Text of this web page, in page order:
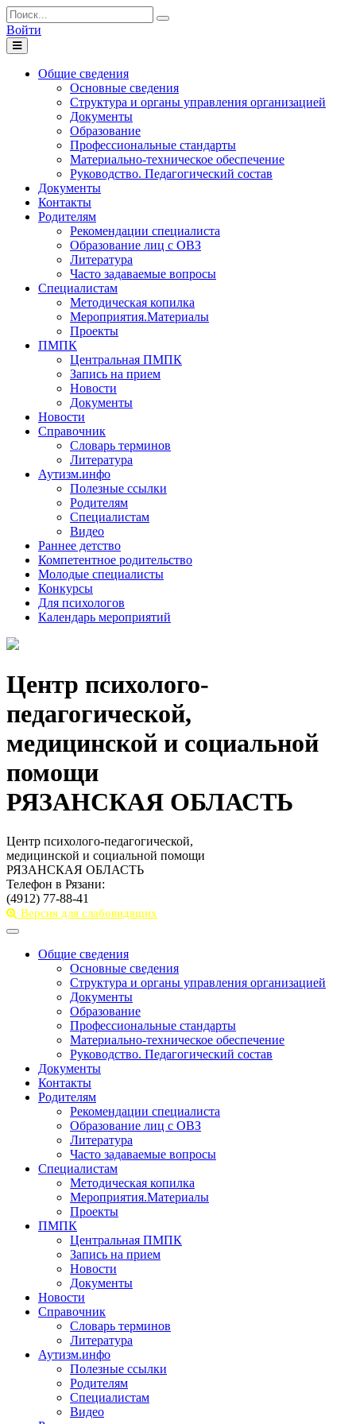
Войти
Toggle
navigation
Общие сведения
Основные сведения
Структура и органы управления организацией
Документы
Образование
Профессиональные стандарты
Материально-техническое обеспечение
Руководство. Педагогический состав
Документы
Контакты
Родителям
Рекомендации специалиста
Образование лиц с ОВЗ
Литература
Часто задаваемые вопросы
Специалистам
Методическая копилка
Мероприятия.Материалы
Проекты
ПМПК
Центральная ПМПК
Запись на прием
Новости
Документы
Новости
Справочник
Словарь терминов
Литература
Аутизм.инфо
Полезные ссылки
Родителям
Специалистам
Видео
Раннее детство
Компетентное родительство
Молодые специалисты
Конкурсы
Для психологов
Календарь мероприятий
Центр психолого-
педагогической,
медицинской и социальной
помощи
РЯЗАНСКАЯ ОБЛАСТЬ
Центр психолого-педагогической,
медицинской и социальной помощи
РЯЗАНСКАЯ ОБЛАСТЬ
Телефон в Рязани:
(4912) 77-88-41
Версия для слабовидящих
Toggle
navigationОбщие сведения
Основные сведения
Структура и органы управления организацией
Документы
Образование
Профессиональные стандарты
Материально-техническое обеспечение
Руководство. Педагогический состав
Документы
Контакты
Родителям
Рекомендации специалиста
Образование лиц с ОВЗ
Литература
Часто задаваемые вопросы
Специалистам
Методическая копилка
Мероприятия.Материалы
Проекты
ПМПК
Центральная ПМПК
Запись на прием
Новости
Документы
Новости
Справочник
Словарь терминов
Литература
Аутизм.инфо
Полезные ссылки
Родителям
Специалистам
Видео